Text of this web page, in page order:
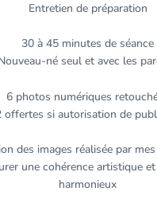
Entretien de préparation
30 à 45 minutes de séance
né seul et avec les
6 photos numériques
offertes si autorisation de
des images réalisée par
une cohérence artistique
harmonieux